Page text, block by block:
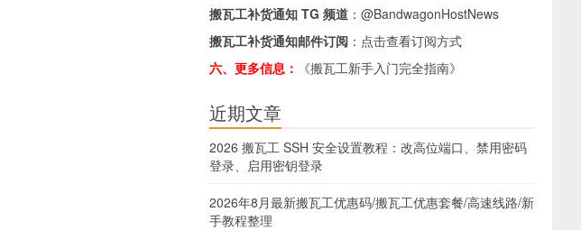
搬瓦工补货通知 TG 频道 ： @BandwagonHostNews
搬瓦工补货通知邮件订阅 ： 点击查看订阅方式
六、更多信息：
《搬瓦工新手入门完全指南》
近期文章
2026 搬瓦工 SSH 安全设置教程：改高位端口、禁用密码
登录、启用密钥登录
2026年8月最新搬瓦工优惠码/搬瓦工优惠套餐/高速线路/新
手教程整理